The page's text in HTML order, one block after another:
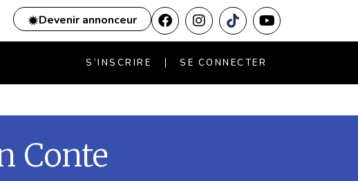
Devenir annonceur
S’INSCRIRE SE CONNECTER
Conte